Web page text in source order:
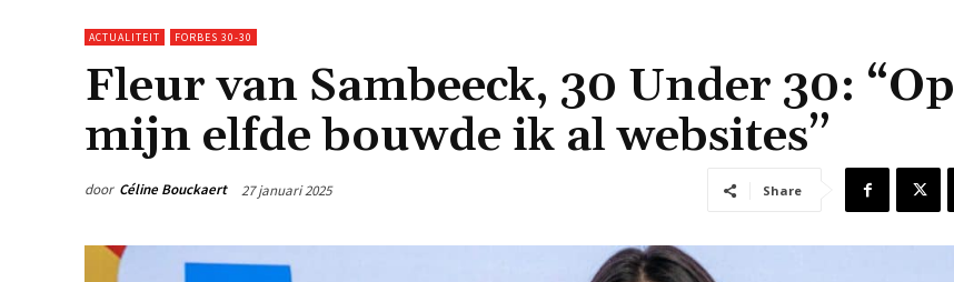
ACTUALITEIT FORBES 30-30
Fleur van Sambeeck, 30 Under 30: “Op
mijn elfde bouwde ik al websites”
door Céline Bouckaert 27 januari 2025 Share